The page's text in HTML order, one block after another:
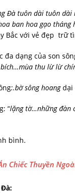
Đà tuôn dài tuôn dài
ban hoa gạo
Bắc với vẻ đẹp trữ
đa dạng của son
thu lừ lừ
:.bờsông hoangdại
“lặngtờ…những đàn
bình.
Chiếc Thuyền